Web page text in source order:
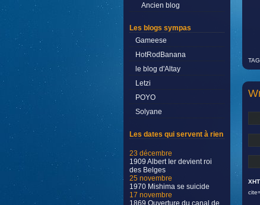
Ancien blog
Les blogs sympas
Gameese
HotRodBanana
le blog d'Altay
Letzi
POYO
Solyane
Les dates qui servent à rien
23 décembre
1909 Albert Ier devient roi
des Belges
25 novembre
1970 Mishima se suicide
17 novembre
1869 Ouverture du canal de